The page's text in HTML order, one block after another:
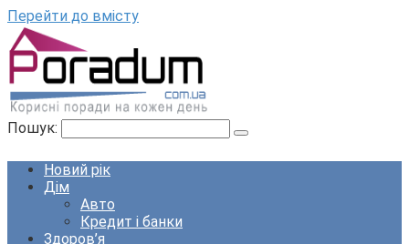
Перейти до вмісту
Пошук:
Новий рік
Дім
Авто
Кредит і банки
Здоров’я